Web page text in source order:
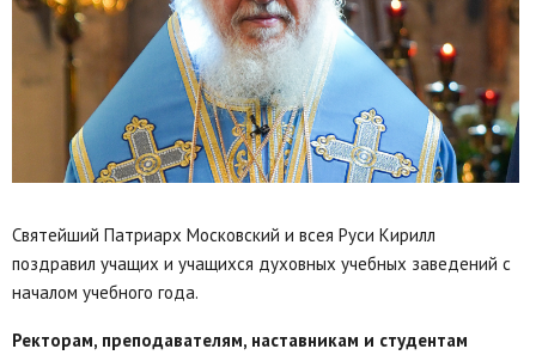
Святейший Патриарх Московский и всея Руси Кирилл
поздравил учащих и учащихся духовных учебных заведений с
началом учебного года.
Ректорам, преподавателям, наставникам и студентам